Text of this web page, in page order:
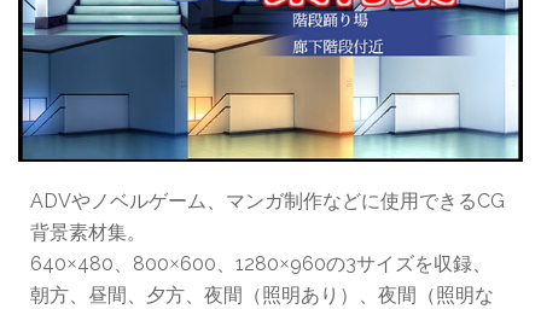
ADVやノベルゲーム、マンガ制作などに使用できるCG
背景素材集。
640×480、800×600、1280×960の3サイズを収録、
朝方、昼間、夕方、夜間（照明あり）、夜間（照明な